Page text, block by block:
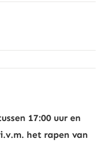
17:00 uur en
het rapen van